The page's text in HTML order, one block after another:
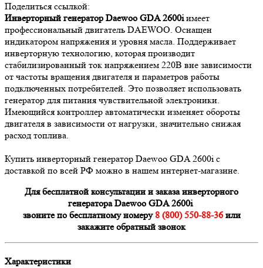
Поделиться ссылкой:
Инверторный генератор Daewoo GDA 2600iимеет
профессиональный двигатель DAEWOO. Оснащен
индикатором напряжения и уровня масла. Поддерживает
инверторную технологию, которая производит
стабилизированный ток напряжением 220В вне зависимости
от частоты вращения двигателя и параметров работы
подключенных потребителей. Это позволяет использовать
генератор для питания чувствительной электроники.
Имеющийся контроллер автоматически изменяет обороты
двигателя в зависимости от нагрузки, значительно снижая
расход топлива.
Купить инверторный генератор Daewoo GDA 2600i с
доставкой по всей РФ можно в нашем интернет-магазине.
Для бесплатной консультации и заказа инверторного
генератора Daewoo GDA 2600i
звоните по бесплатному номеру8 (800) 550-88-36или
закажите обратный звонок
Характеристики